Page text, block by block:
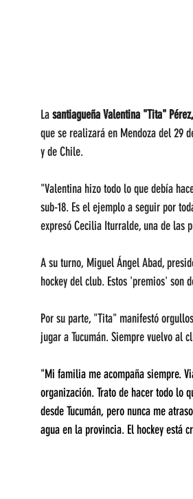
La santiagueña Valentina "Tita"
que se realizará en Mendoza del 29
y de Chile.
"Valentina hizo todo lo que debía
sub-18. Es el ejemplo a seguir por
expresó Cecilia Iturralde, una de las
A su turno, Miguel Ángel Abad,
hockey del club. Estos 'premios' son
Por su parte, "Tita" manifestó
jugar a Tucumán. Siempre vuelvo al
"Mi familia me acompaña siempre.
organización. Trato de hacer todo lo
desde Tucumán, pero nunca me
agua en la provincia. El hockey está